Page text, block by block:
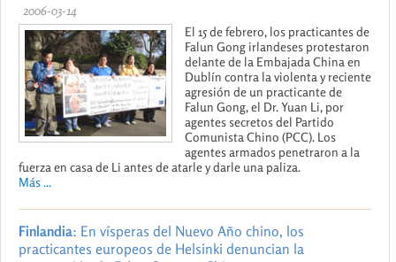
2006-03-14
El 15 de febrero, los practicantes de
Falun Gong irlandeses protestaron
delante de la Embajada China en
Dublín contra la violenta y reciente
agresión de un practicante de
Falun Gong, el Dr. Yuan Li, por
agentes secretos del Partido
Comunista Chino (PCC). Los
agentes armados penetraron a la
fuerza en casa de Li antes de atarle y darle una paliza.
Más ...
Finlandia: En vísperas del Nuevo Año chino, los
practicantes europeos de Helsinki denuncian la